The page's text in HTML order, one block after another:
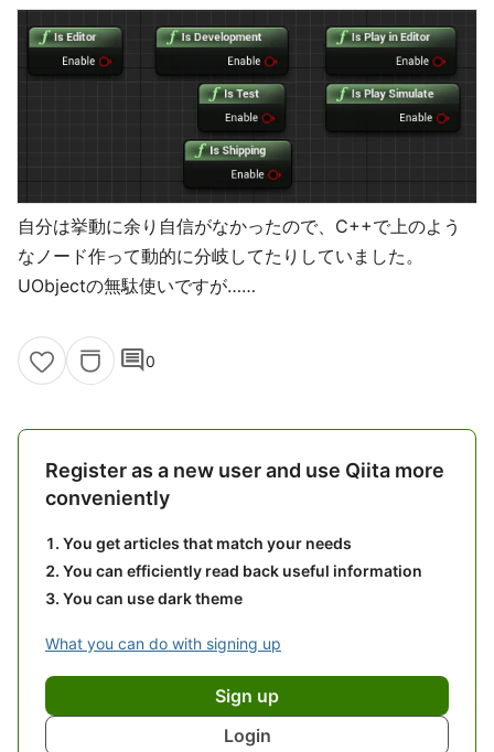
自分は挙動に余り自信がなかったので、C++で上のよう
なノード作って動的に分岐してたりしていました。
UObjectの無駄使いですが……
comment0
Register as a new user and use Qiita more
conveniently
You get articles that match your needs
You can efficiently read back useful information
You can use dark theme
What you can do with signing up
Sign up
Login